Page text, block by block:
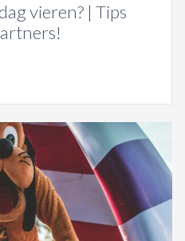
vieren? | Tips